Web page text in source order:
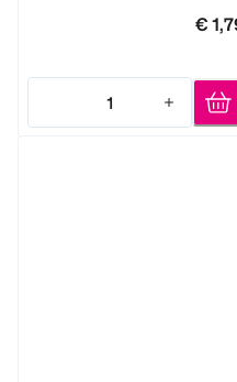
€
1
Quantity: 1